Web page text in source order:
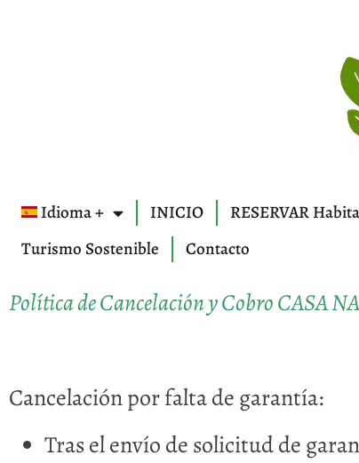
Idioma + INICIO RESERVAR
Turismo Sostenible
Contacto
Política de Cancelación y Cobro CASA
Cancelación por falta de garantía:
Tras el envío de solicitud de